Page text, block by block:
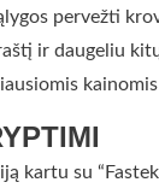
pervežti
ir daugeliu
kartu su